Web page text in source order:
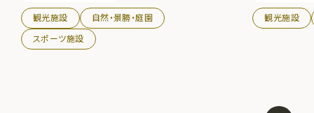
観光施設
自然・景勝・庭園
スポーツ施設
観光施設